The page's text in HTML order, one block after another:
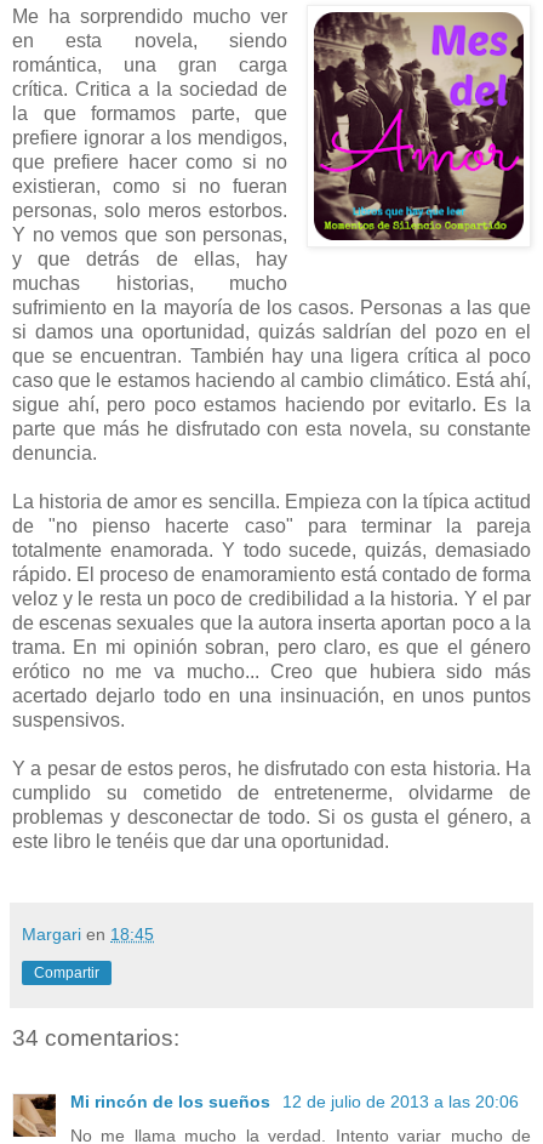
Me ha sorprendido mucho ver
en esta novela, siendo
romántica, una gran carga
crítica. Critica a la sociedad de
la que formamos parte, que
prefiere ignorar a los mendigos,
que prefiere hacer como si no
existieran, como si no fueran
personas, solo meros estorbos.
Y no vemos que son personas,
y que detrás de ellas, hay
muchas historias, mucho
sufrimiento en la mayoría de los casos. Personas a las que
si damos una oportunidad, quizás saldrían del pozo en el
que se encuentran. También hay una ligera crítica al poco
caso que le estamos haciendo al cambio climático. Está ahí,
sigue ahí, pero poco estamos haciendo por evitarlo. Es la
parte que más he disfrutado con esta novela, su constante
denuncia.
La historia de amor es sencilla. Empieza con la típica actitud
de "no pienso hacerte caso" para terminar la pareja
totalmente enamorada. Y todo sucede, quizás, demasiado
rápido. El proceso de enamoramiento está contado de forma
veloz y le resta un poco de credibilidad a la historia. Y el par
de escenas sexuales que la autora inserta aportan poco a la
trama. En mi opinión sobran, pero claro, es que el género
erótico no me va mucho... Creo que hubiera sido más
acertado dejarlo todo en una insinuación, en unos puntos
suspensivos.
Y a pesar de estos peros, he disfrutado con esta historia. Ha
cumplido su cometido de entretenerme, olvidarme de
problemas y desconectar de todo. Si os gusta el género, a
este libro le tenéis que dar una oportunidad.
Margari en 18:45
Compartir
34 comentarios:
Mi rincón de los sueños
12 de julio de 2013 a las 20:06
No me llama mucho la verdad. Intento variar mucho de